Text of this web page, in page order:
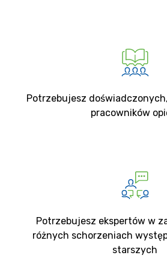
Potrzebujesz
pracowników
Potrzebujesz ekspertów w
różnych schorzeniach
starszych